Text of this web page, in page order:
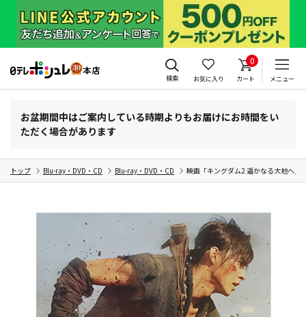
検索 お気に入り
0
カート メニュー
お盆期間中はご案内している時期よりもお届けにお時間をい
ただく場合があります
トップ Blu-ray・DVD・CD Blu-ray・DVD・CD 映画「キングダム2 遥かなる大地へ」